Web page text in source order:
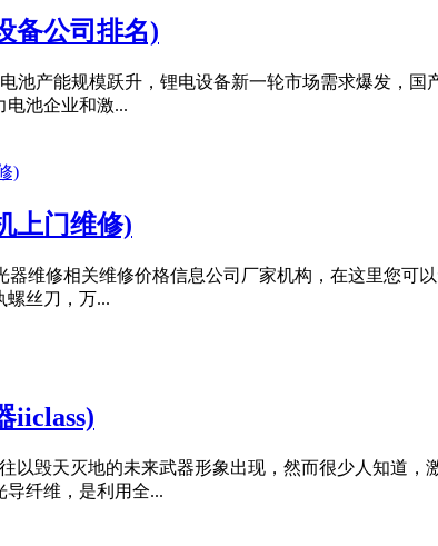
备公司排名)
池产能规模跃升，锂电设备新一轮市场需求爆发，
电池企业和激...
上门维修)
器维修相关维修价格信息公司厂家机构，在这里您可
螺丝刀，万...
iiclass)
以毁天灭地的未来武器形象出现，然而很少人知道
导纤维，是利用全...